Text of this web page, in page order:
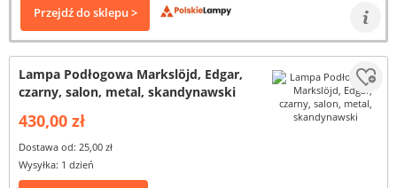
Przejdź do sklepu >
Lampa Podłogowa Markslöjd, Edgar,
czarny, salon, metal, skandynawski
430,00 zł
Dostawa od: 25,00 zł
Wysyłka: 1 dzień